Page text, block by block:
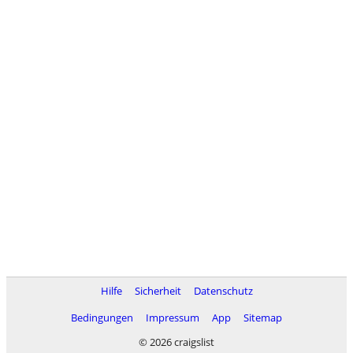
Hilfe Sicherheit
Datenschutz
Bedingungen
Impressum App
Sitemap
© 2026 craigslist